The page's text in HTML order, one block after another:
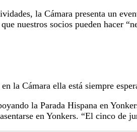
la Cámara presenta un
nuestros socios pueden hacer
la Cámara ella está siempre
la Parada Hispana en
en Yonkers. “El cinco de